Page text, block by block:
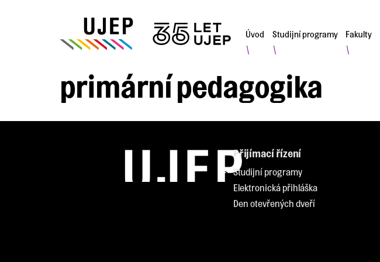
Úvod
\
Studijní programy
\
Fakulty
\
primární pedagogika
Přijímací řízení
Studijní programy
Elektronická přihláška
Den otevřených dveří